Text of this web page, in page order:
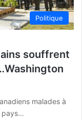
Politique
souffrent
malades à
pays…